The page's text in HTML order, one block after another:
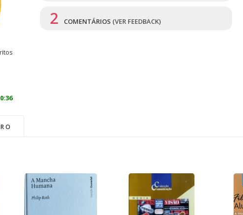
2 COMENTÁRIOS (VER FEEDBACK)